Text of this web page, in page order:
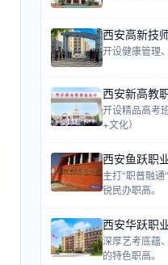
西安高新技
开设健康管理
西安新高教
开设精品高考
+文化）
西安鱼跃职
主打“职普融
锐民办职高。
西安华跃职
深厚艺考底蕴
的特色职高。